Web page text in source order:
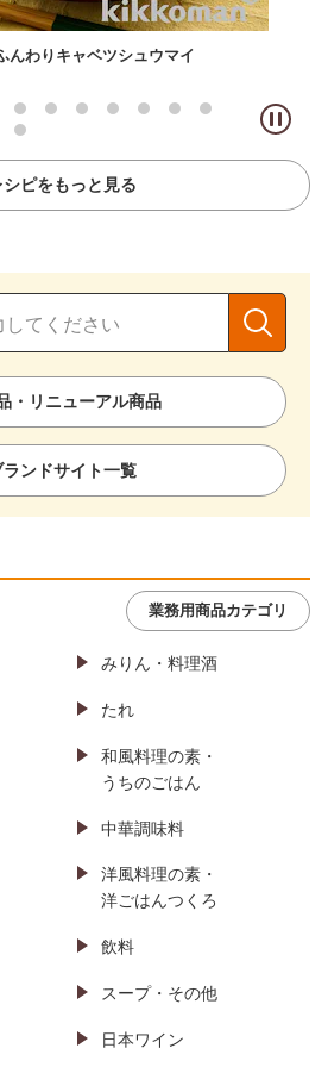
んわりキャベツシュウマイ
シピをもっと見る
・リニューアル商品
ランドサイト一覧
業務用商品カテゴリ
みりん・料理酒
たれ
和風料理の素・
うちのごはん
中華調味料
洋風料理の素・
洋ごはんつくろ
飲料
スープ・その他
日本ワイン